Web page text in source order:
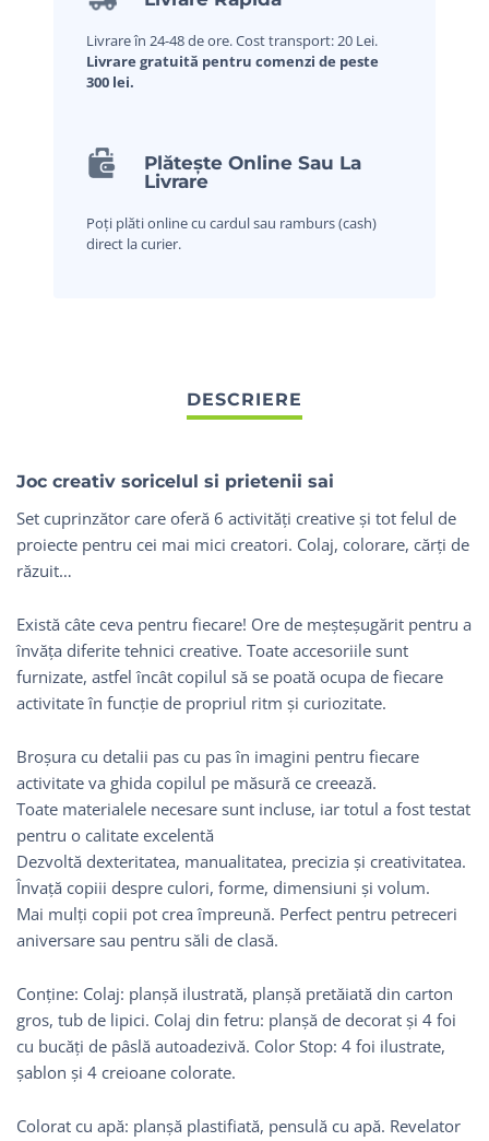
Livrare în 24-48 de ore. Cost transport: 20 Lei.
Livrare gratuită pentru comenzi de peste
300 lei.
Plătește Online Sau La
Livrare
Poți plăti online cu cardul sau ramburs (cash)
direct la curier.
Joc creativ soricelul si prietenii sai
Set cuprinzător care oferă 6 activități creative și tot felul de
proiecte pentru cei mai mici creatori. Colaj, colorare, cărți de
răzuit…
Există câte ceva pentru fiecare! Ore de meșteșugărit pentru a
învăța diferite tehnici creative. Toate accesoriile sunt
furnizate, astfel încât copilul să se poată ocupa de fiecare
activitate în funcție de propriul ritm și curiozitate.
Broșura cu detalii pas cu pas în imagini pentru fiecare
activitate va ghida copilul pe măsură ce creează.
Toate materialele necesare sunt incluse, iar totul a fost testat
pentru o calitate excelentă
Dezvoltă dexteritatea, manualitatea, precizia și creativitatea.
Învață copiii despre culori, forme, dimensiuni și volum.
Mai mulți copii pot crea împreună. Perfect pentru petreceri
aniversare sau pentru săli de clasă.
Conține: Colaj: planșă ilustrată, planșă pretăiată din carton
gros, tub de lipici. Colaj din fetru: planșă de decorat și 4 foi
cu bucăți de pâslă autoadezivă. Color Stop: 4 foi ilustrate,
șablon și 4 creioane colorate.
Colorat cu apă: planșă plastifiată, pensulă cu apă. Revelator